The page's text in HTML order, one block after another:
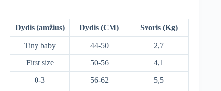
Dydis (amžius) Dydis (CM) Svoris (Kg)
Tiny baby 44-50 2,7
First size 50-56 4,1
0-3 56-62 5,5